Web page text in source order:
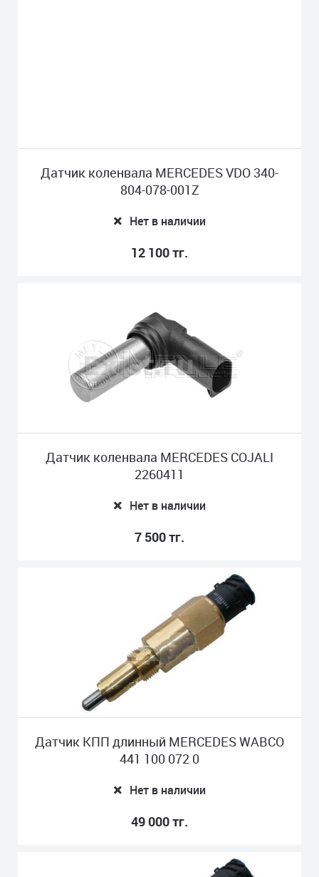
Датчик коленвала MERCEDES VDO 340-
804-078-001Z
Нет в наличии
12 100 тг.
Датчик коленвала MERCEDES COJALI
2260411
Нет в наличии
7 500 тг.
Датчик КПП длинный MERCEDES WABCO
441 100 072 0
Нет в наличии
49 000 тг.